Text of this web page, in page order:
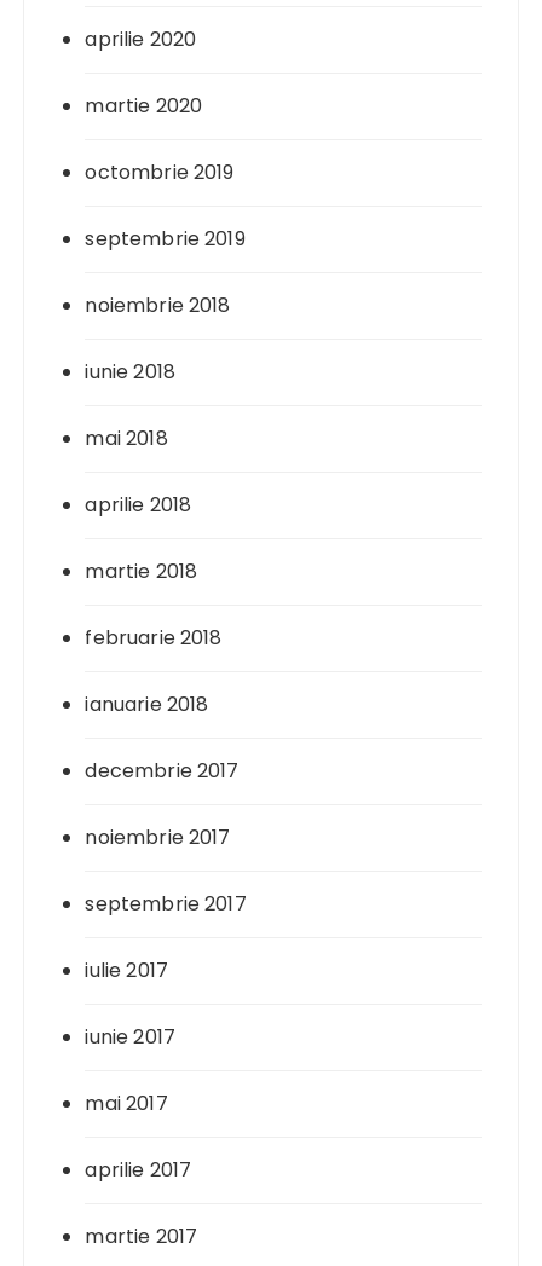
aprilie 2020
martie 2020
octombrie 2019
septembrie 2019
noiembrie 2018
iunie 2018
mai 2018
aprilie 2018
martie 2018
februarie 2018
ianuarie 2018
decembrie 2017
noiembrie 2017
septembrie 2017
iulie 2017
iunie 2017
mai 2017
aprilie 2017
martie 2017